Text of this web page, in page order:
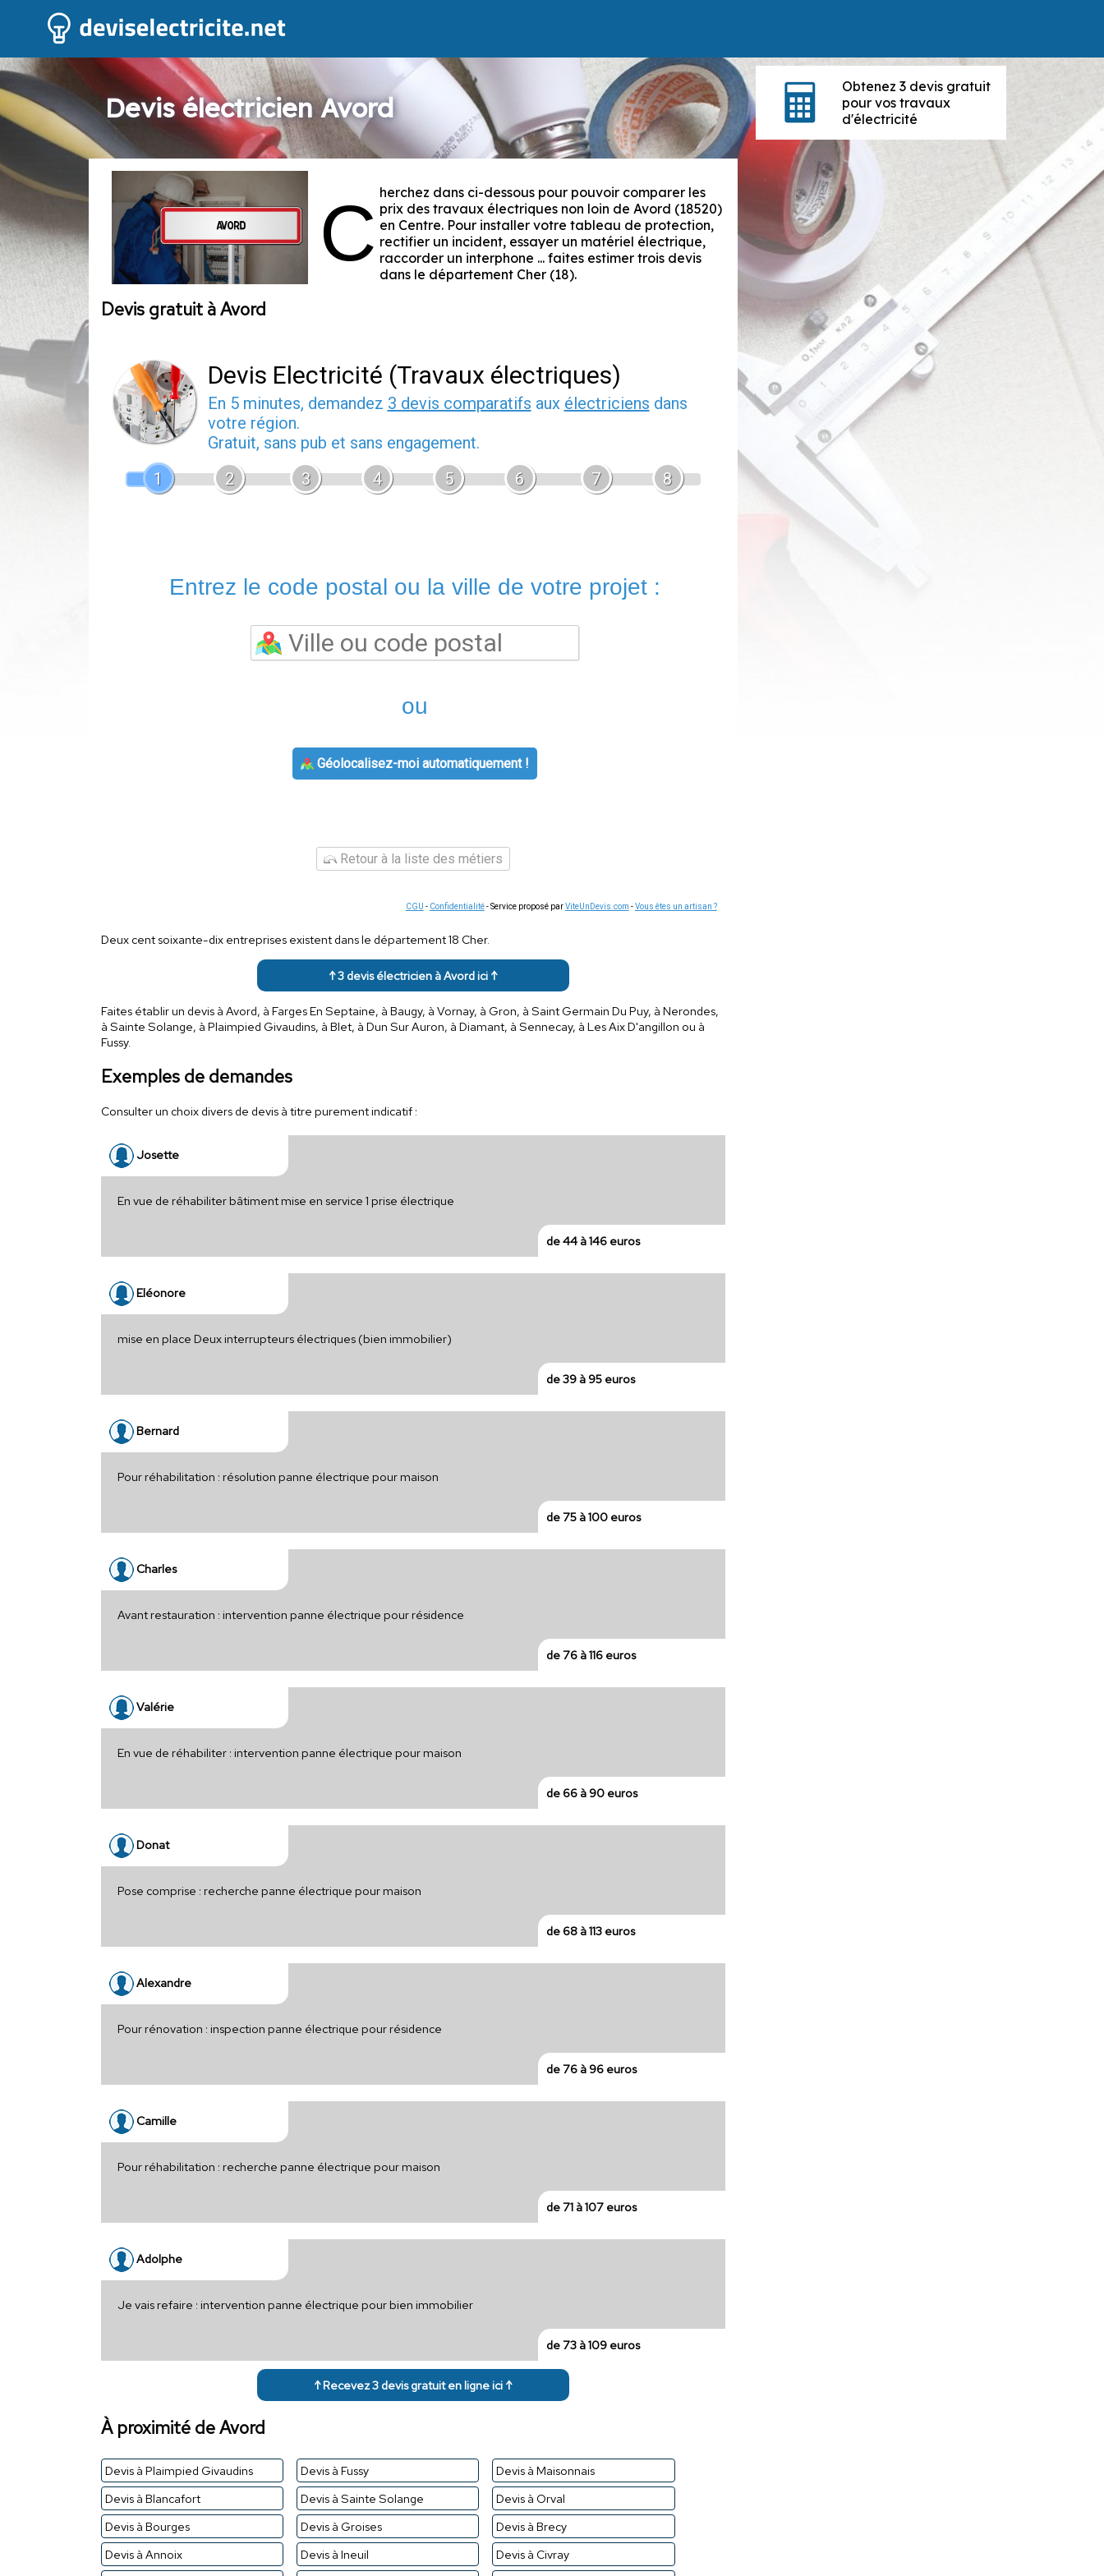
Devis électricien Avord
C herchez dans ci-dessous pour pouvoir comparer les
prix des travaux électriques non loin de Avord (18520)
en Centre. Pour installer votre tableau de protection,
rectifier un incident, essayer un matériel électrique,
raccorder un interphone ... faites estimer trois devis
dans le département Cher (18).
Devis gratuit à Avord
Devis Electricité (Travaux électriques)
En 5 minutes, demandez 3 devis comparatifs aux électriciens dans
votre région.
Gratuit, sans pub et sans engagement.
1
2 3 4 5 6 7 8
Entrez le code postal ou la ville de votre projet :
ou
Géolocalisez-moi automatiquement !
Retour à la liste des métiers
CGU - Confidentialité- Service proposé parViteUnDevis.com -Vous êtes un artisan ?
Deux cent soixante-dix entreprises existent dans le département 18 Cher.
↑ 3 devis électricien à Avord ici ↑
Faites établir un devis à Avord, à Farges En Septaine, à Baugy, à Vornay, à Gron, à Saint Germain Du Puy, à Nerondes,
à Sainte Solange, à Plaimpied Givaudins, à Blet, à Dun Sur Auron, à Diamant, à Sennecay, à Les Aix D'angillon ou à
Fussy.
Exemples de demandes
Consulter un choix divers de devis à titre purement indicatif :
Josette
En vue de réhabiliter bâtiment mise en service 1 prise électrique
de 44 à 146 euros
Eléonore
mise en place Deux interrupteurs électriques (bien immobilier)
de 39 à 95 euros
Bernard
Pour réhabilitation : résolution panne électrique pour maison
de 75 à 100 euros
Charles
Avant restauration : intervention panne électrique pour résidence
de 76 à 116 euros
Valérie
En vue de réhabiliter : intervention panne électrique pour maison
de 66 à 90 euros
Donat
Pose comprise : recherche panne électrique pour maison
de 68 à 113 euros
Alexandre
Pour rénovation : inspection panne électrique pour résidence
de 76 à 96 euros
Camille
Pour réhabilitation : recherche panne électrique pour maison
de 71 à 107 euros
Adolphe
Je vais refaire : intervention panne électrique pour bien immobilier
de 73 à 109 euros
↑ Recevez 3 devis gratuit en ligne ici ↑
À proximité de Avord
Devis à Plaimpied Givaudins Devis à Fussy
Devis à Maisonnais
Devis à Blancafort
Devis à Sainte Solange
Devis à Orval
Devis à Bourges
Devis à Groises
Devis à Brecy
Devis à Annoix
Devis à Ineuil
Devis à Civray
Obtenez 3 devis gratuit
pour vos travaux
d'électricité